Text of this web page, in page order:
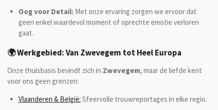
Oog voor Detail:Met onze ervaring zorgen we ervoor dat
geen enkel waardevol moment of oprechte emotie verloren
gaat.
🌍 Werkgebied: Van Zwevegem tot Heel Europa
Onze thuisbasis bevindt zich in Zwevegem, maar de liefde kent
voor ons geen grenzen:
Vlaanderen & België: Sfeervolle trouwreportages in elke regio.